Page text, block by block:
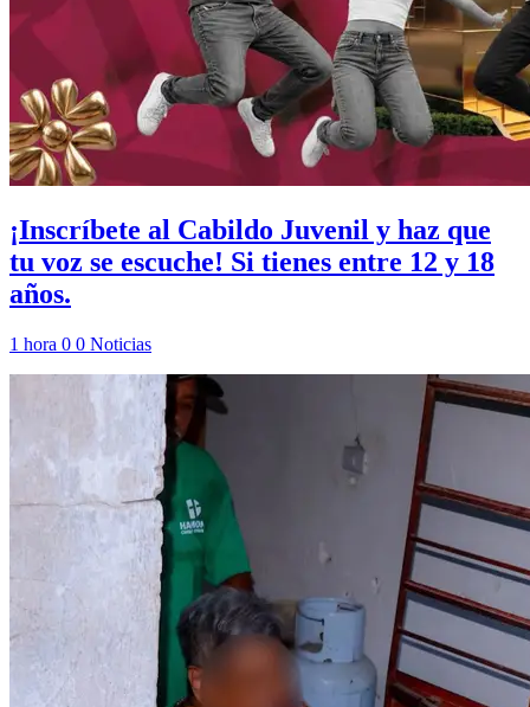
¡Inscríbete al Cabildo Juvenil y haz que
tu voz se escuche! Si tienes entre 12 y 18
años.
1 hora 0 0 Noticias